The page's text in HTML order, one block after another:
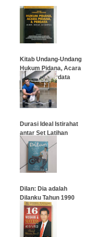
Kitab Undang-Undang
Hukum Pidana, Acara
Pidana, & Perdata
…
Durasi Ideal Istirahat
antar Set Latihan
Beban
Dilan: Dia adalah
Dilanku Tahun 1990
…